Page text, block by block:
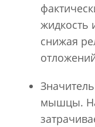
жидкость
снижая
мышцы.